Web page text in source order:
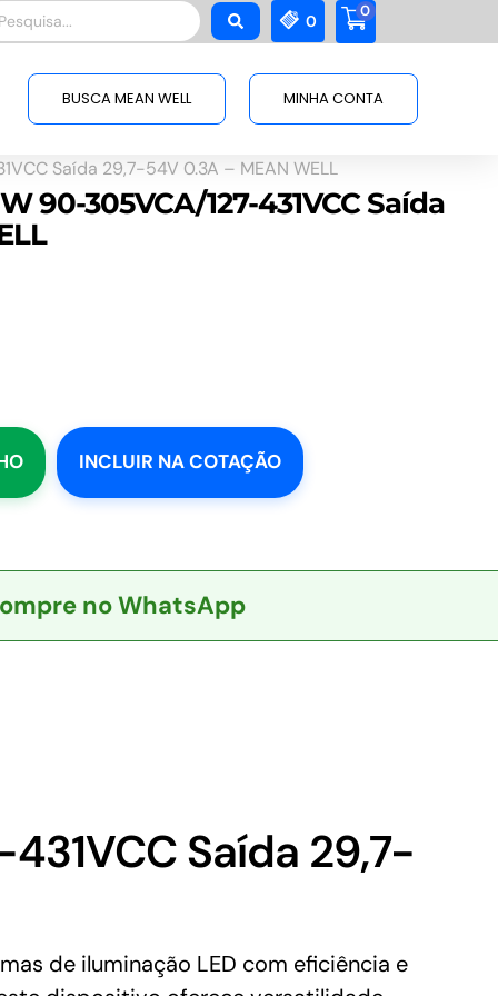
0
0
BUSCA MEAN WELL MINHA CONTA
Saída 29,7-54V 0.3A – MEAN WELL
90-305VCA/127-431VCC Saída
INCLUIR NA COTAÇÃO
no WhatsApp
Saída 29,7-
de iluminação LED com eficiência e